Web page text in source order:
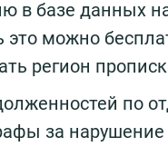
в базе данных
это можно
регион
по
за